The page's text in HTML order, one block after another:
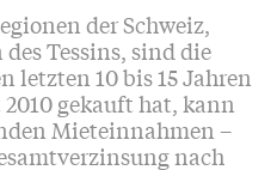
der Schweiz,
Tessins, sind die
10 bis 15 Jahren
gekauft hat, kann
Mieteinnahmen –
nach